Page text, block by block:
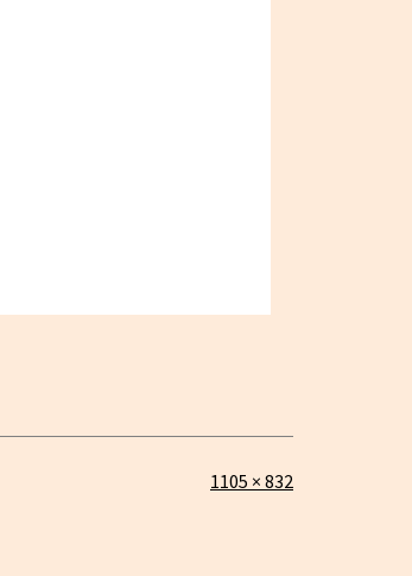
Täysikokoinen
1105 × 832